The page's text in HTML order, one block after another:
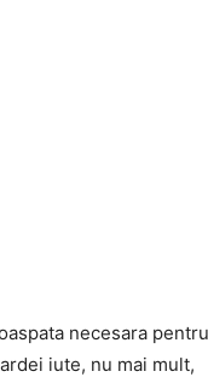
necesara pentru
iute, nu mai mult,